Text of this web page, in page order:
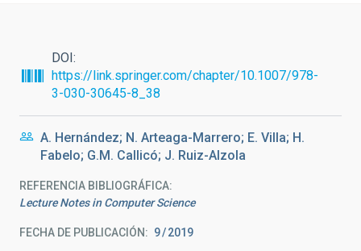
DOI
https://link.springer.com/chapter/10.1007/978-
3-030-30645-8_38
A. Hernández; N. Arteaga-Marrero; E. Villa; H.
Fabelo; G.M. Callicó; J. Ruiz-Alzola
REFERENCIA BIBLIOGRÁFICA
Lecture Notes in Computer Science
FECHA DE PUBLICACIÓN: 9 2019